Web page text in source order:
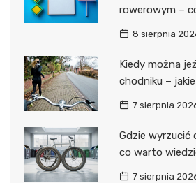
rowerowym –
8 sierpnia
Kiedy można
chodniku –
7 sierpnia
Gdzie wyrzucić
co warto
7 sierpnia